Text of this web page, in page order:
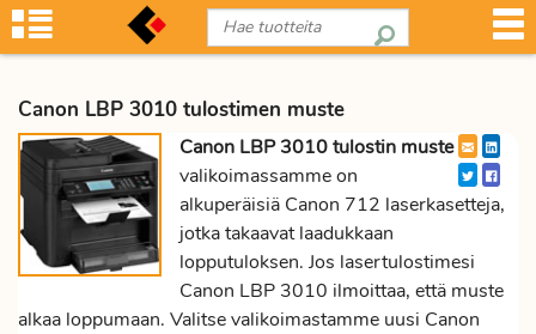
Canon LBP 3010 tulostimen muste
Canon LBP 3010 tulostin muste
valikoimassamme on
alkuperäisiä Canon 712 laserkasetteja,
jotka takaavat laadukkaan
lopputuloksen. Jos lasertulostimesi
Canon LBP 3010 ilmoittaa, että muste
alkaa loppumaan. Valitse valikoimastamme uusi Canon